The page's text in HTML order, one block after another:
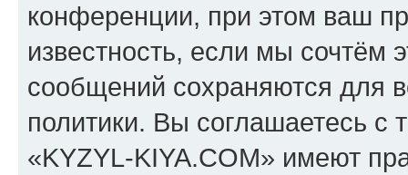
конференции, при этом ваш
известность, если мы сочтём
сообщений сохраняются для
политики. Вы соглашаетесь
«KYZYL-KIYA.COM» имеют